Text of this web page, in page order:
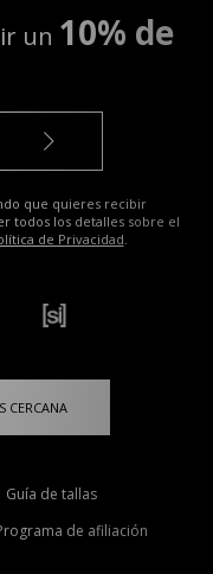
un 10% de
que quieres recibir
todos los detalles sobre el
de Privacidad.
CERCANA
Guía de tallas
de afiliación